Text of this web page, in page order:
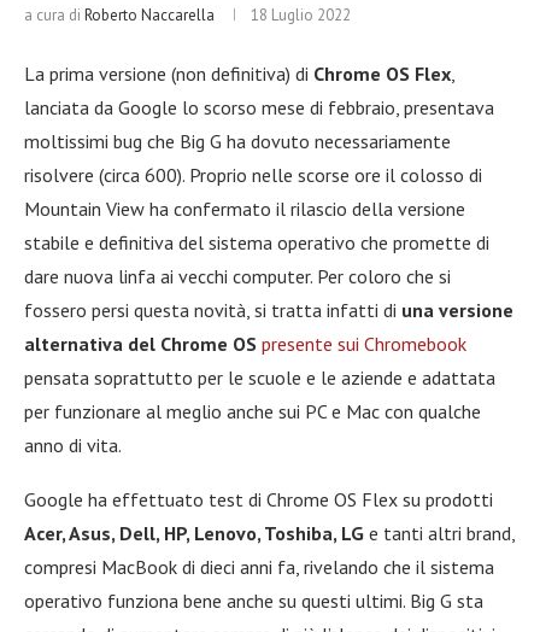
a cura di Roberto Naccarella 18 Luglio 2022
La prima versione (non definitiva) di Chrome OS Flex,
lanciata da Google lo scorso mese di febbraio, presentava
moltissimi bug che Big G ha dovuto necessariamente
risolvere (circa 600). Proprio nelle scorse ore il colosso di
Mountain View ha confermato il rilascio della versione
stabile e definitiva del sistema operativo che promette di
dare nuova linfa ai vecchi computer. Per coloro che si
fossero persi questa novità, si tratta infatti di una versione
alternativa del Chrome OS presente sui Chromebook
pensata soprattutto per le scuole e le aziende e adattata
per funzionare al meglio anche sui PC e Mac con qualche
anno di vita.
Google ha effettuato test di Chrome OS Flex su prodotti
Acer, Asus, Dell, HP, Lenovo, Toshiba, LG e tanti altri brand,
compresi MacBook di dieci anni fa, rivelando che il sistema
operativo funziona bene anche su questi ultimi. Big G sta